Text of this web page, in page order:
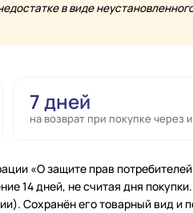
в виде
7 дней
на возврат при покупке через
«О защите прав
14 дней, не считая дня покупки.
Сохранён его товарный вид и